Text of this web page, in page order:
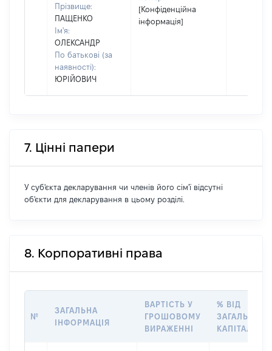
Прізвище:
ПАЩЕНКО
Ім'я:
ОЛЕКСАНДР
По батькові (за
наявності):
ЮРІЙОВИЧ
[Конфіденційна
інформація]
7. Цінні папери
У суб'єкта декларування чи членів його сім'ї відсутні
об'єкти для декларування в цьому розділі.
8. Корпоративні права
№
ЗАГАЛЬНА
ІНФОРМАЦІЯ
ВАРТІСТЬ У
ГРОШОВОМУ
ВИРАЖЕННІ
% ВІД
ЗАГАЛЬНОГО
КАПІТАЛУ